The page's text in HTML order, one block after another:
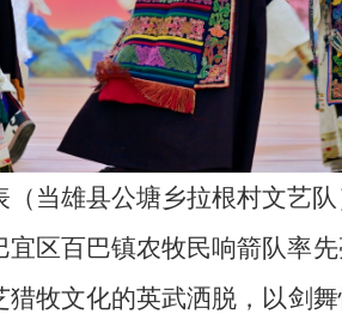
（ 当雄县公塘乡拉根村文艺队
宜区百巴镇农牧民响箭队率
猎牧文化的英武洒脱，以剑